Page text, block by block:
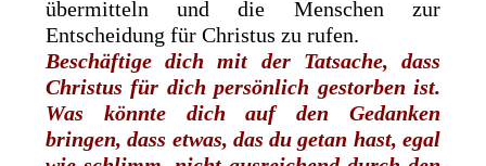
übermitteln und die Menschen zur
Entscheidung für Christus zu rufen.
Beschäftige dich mit der Tatsache, dass
Christus für dich persönlich gestorben ist.
Was könnte dich auf den Gedanken
bringen, dass etwas, das du getan hast, egal